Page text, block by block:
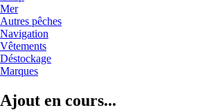
Mer
Autres pêches
Navigation
Vêtements
Déstockage
Marques
Ajout en cours...